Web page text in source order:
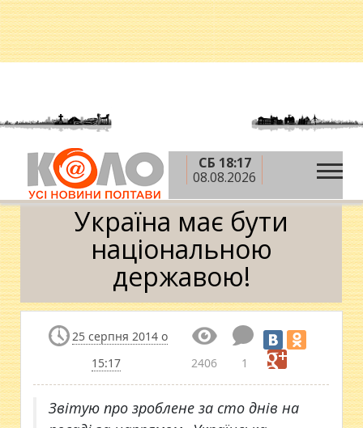
СБ 18:17
08.08.2026
Головна » Блоги » Олег Пустовгар
Україна
має бути національною державою!
Україна має бути
національною
державою!
25 серпня 2014 о
15:17
2406 1
Звітую про зроблене за сто днів на